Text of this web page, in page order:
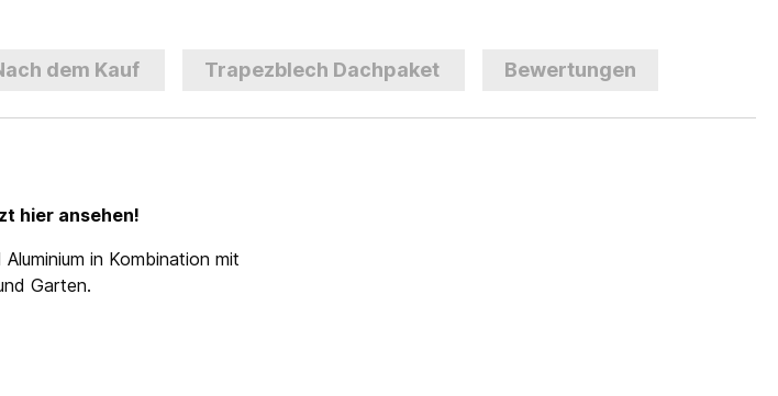
dem Kauf Trapezblech Dachpaket Bewertungen
hier ansehen!
in Kombination mit
Garten.